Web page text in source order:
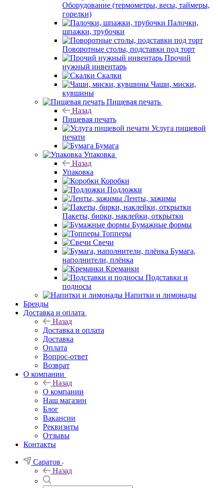
Оборудование (термометры, весы, таймеры,
горелки)
Палочки,
шпажки, трубочки
Поворотные столы, подставки под торт
Прочий
нужный инвентарь
Скалки
Чаши, миски,
кувшины
Пищевая печать
Назад
Пищевая печать
Услуга пищевой
печати
Бумага
Упаковка
Назад
Упаковка
Коробки
Подложки
Ленты, зажимы
Пакеты, бирки, наклейки, открытки
Бумажные формы
Топперы
Свечи
Бумага,
наполнители, плёнка
Креманки
Подставки и
подносы
Напитки и лимонады
Бренды
Доставка и оплата
Назад
Доставка и оплата
Доставка
Оплата
Вопрос-ответ
Возврат
О компании
Назад
О компании
Наш магазин
Блог
Вакансии
Реквизиты
Отзывы
Контакты
Саратов
Назад